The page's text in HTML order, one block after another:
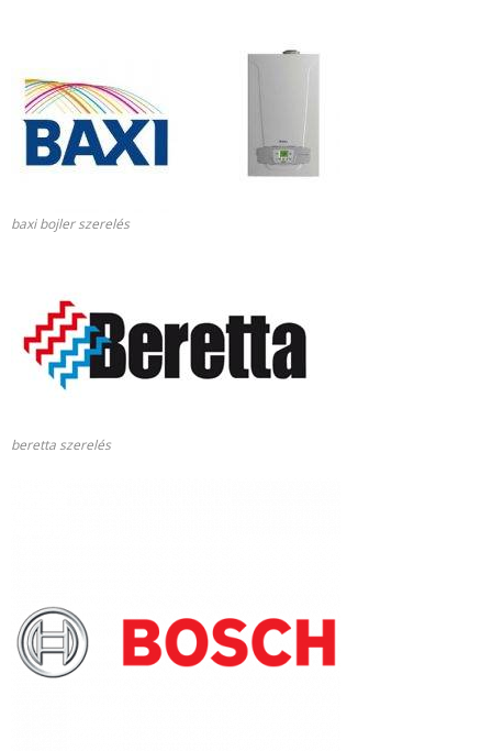
baxi bojler szerelés
beretta szerelés